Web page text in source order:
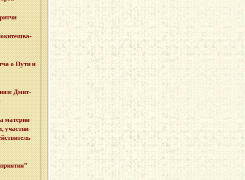
о Пути и
Дмит­
ма­те­рии
участ­ни­